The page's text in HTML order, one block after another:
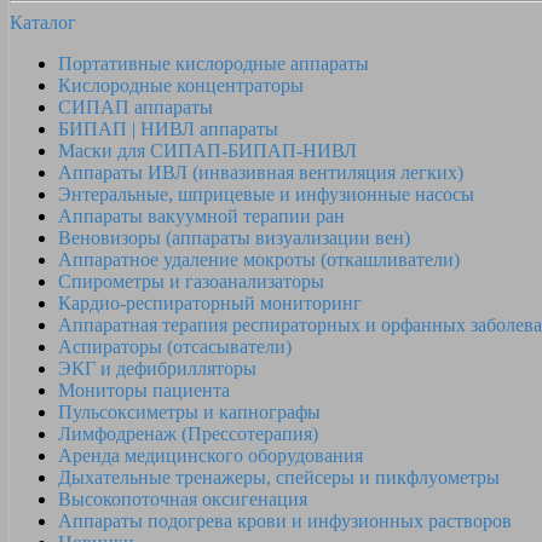
Каталог
Портативные кислородные аппараты
Кислородные концентраторы
СИПАП аппараты
БИПАП | НИВЛ аппараты
Маски для СИПАП-БИПАП-НИВЛ
Аппараты ИВЛ (инвазивная вентиляция легких)
Энтеральные, шприцевые и инфузионные насосы
Аппараты вакуумной терапии ран
Веновизоры (аппараты визуализации вен)
Аппаратное удаление мокроты (откашливатели)
Спирометры и газоанализаторы
Кардио-респираторный мониторинг
Аппаратная терапия респираторных и орфанных
Аспираторы (отсасыватели)
ЭКГ и дефибрилляторы
Мониторы пациента
Пульсоксиметры и капнографы
Лимфодренаж (Прессотерапия)
Аренда медицинского оборудования
Дыхательные тренажеры, спейсеры и пикфлуометры
Высокопоточная оксигенация
Аппараты подогрева крови и инфузионных растворов